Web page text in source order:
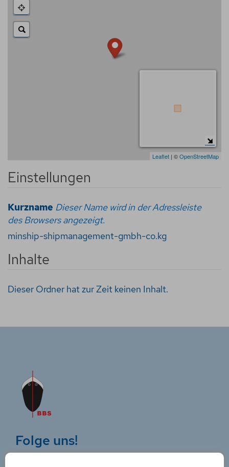
Leaflet | ©OpenStreetMap
Einstellungen
Kurzname Dieser Name wird in der Adressleiste
des Browsers angezeigt.
minship-shipmanagement-gmbh-co.kg
Inhalte
Dieser Ordner hat zur Zeit keinen Inhalt.
Folge uns!